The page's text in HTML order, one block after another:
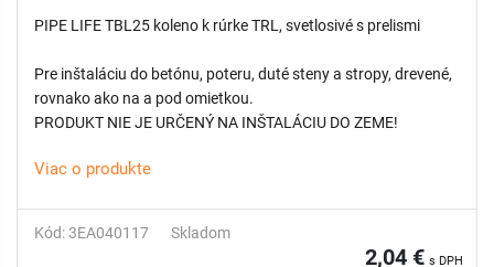
PIPE LIFE TBL25 koleno k rúrke TRL, svetlosivé s prelismi
Pre inštaláciu do betónu, poteru, duté steny a stropy, drevené,
rovnako ako na a pod omietkou.
PRODUKT NIE JE URČENÝ NA INŠTALÁCIU DO ZEME!
Viac o produkte
Kód: 3EA040117 Skladom
2,04 € s DPH